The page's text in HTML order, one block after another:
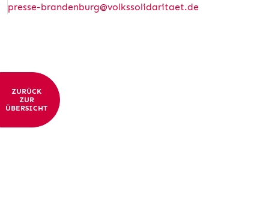
presse-brandenburg@volkssolidaritaet.de
ZURÜCK
ZUR
ÜBERSICHT